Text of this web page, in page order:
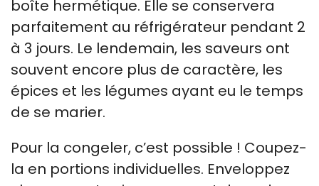
boîte hermétique. Elle se conservera
parfaitement au réfrigérateur pendant 2
à 3 jours. Le lendemain, les saveurs ont
souvent encore plus de caractère, les
épices et les légumes ayant eu le temps
de se marier.
Pour la congeler, c’est possible ! Coupez-
la en portions individuelles. Enveloppez